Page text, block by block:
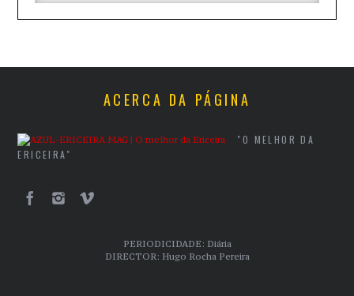
ACERCA DA PÁGINA
"O MELHOR DA
ERICEIRA"
PERIODICIDADE: Diária
DIRECTOR: Hugo Rocha Pereira